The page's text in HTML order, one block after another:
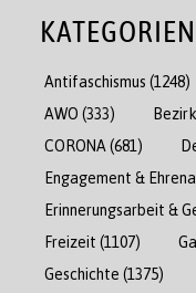
KATEGORIEN
Antifaschismus (1248)
AWO (333)
CORONA (681)
Engagement &
Erinnerungsarbeit &
Freizeit (1107)
Geschichte (1375)